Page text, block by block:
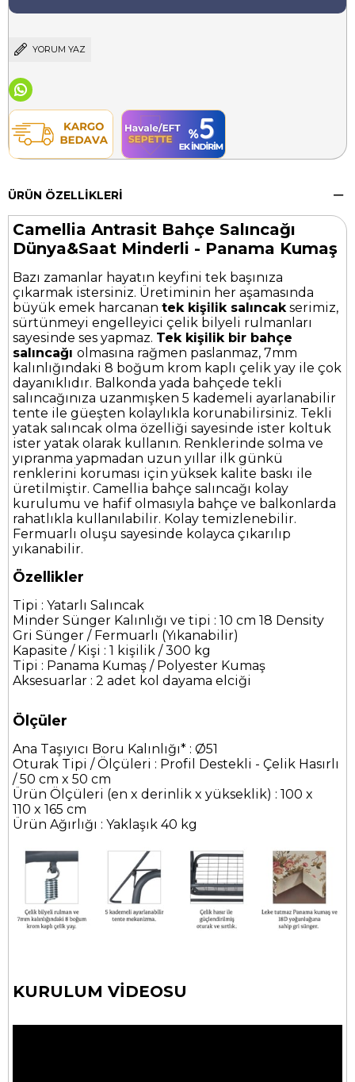
YORUM YAZ
ÜRÜN ÖZELLIKLERI
Camellia Antrasit Bahçe Salıncağı
Dünya&Saat Minderli - Panama Kumaş
Bazı zamanlar hayatın keyfini tek başınıza
çıkarmak istersiniz. Üretiminin her aşamasında
büyük emek harcanan tek kişilik salıncakserimiz,
sürtünmeyi engelleyici çelik bilyeli rulmanları
sayesinde ses yapmaz. Tek kişilik bir bahçe
salıncağı olmasına rağmen paslanmaz, 7mm
kalınlığındaki 8 boğum krom kaplı çelik yay ile çok
dayanıklıdır. Balkonda yada bahçede tekli
salıncağınıza uzanmışken 5 kademeli ayarlanabilir
tente ile güeşten kolaylıkla korunabilirsiniz. Tekli
yatak salıncak olma özelliği sayesinde ister koltuk
ister yatak olarak kullanın. Renklerinde solma ve
yıpranma yapmadan uzun yıllar ilk günkü
renklerini koruması için yüksek kalite baskı ile
üretilmiştir. Camellia bahçe salıncağı kolay
kurulumu ve hafif olmasıyla bahçe ve balkonlarda
rahatlıkla kullanılabilir. Kolay temizlenebilir.
Fermuarlı oluşu sayesinde kolayca çıkarılıp
yıkanabilir.
Özellikler
Tipi : Yatarlı Salıncak
Minder Sünger Kalınlığı ve tipi : 10 cm 18 Density
Gri Sünger / Fermuarlı (Yıkanabilir)
Kapasite / Kişi : 1 kişilik / 300 kg
Tipi : Panama Kumaş / Polyester Kumaş
Aksesuarlar : 2 adet kol dayama elciği
Ölçüler
Ana Taşıyıcı Boru Kalınlığı* : Ø51
Oturak Tipi / Ölçüleri : Profil Destekli - Çelik Hasırlı
/ 50 cm x 50 cm
Ürün Ölçüleri (en x derinlik x yükseklik) : 100 x
110 x 165 cm
Ürün Ağırlığı : Yaklaşık 40 kg
KURULUM VİDEOSU